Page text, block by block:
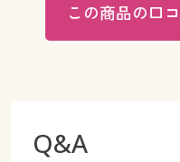
この商品の口
Q&A